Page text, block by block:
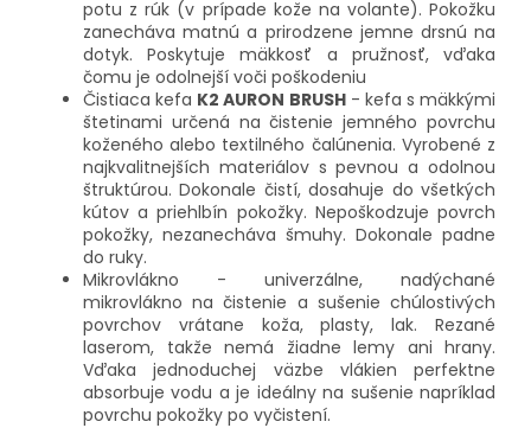
potu z rúk (v prípade kože na volante). Pokožku
zanecháva matnú a prirodzene jemne drsnú na
dotyk. Poskytuje mäkkosť a pružnosť, vďaka
čomu je odolnejší voči poškodeniu
Čistiaca kefa K2 AURON BRUSH- kefa s mäkkými
štetinami určená na čistenie jemného povrchu
koženého alebo textilného čalúnenia. Vyrobené z
najkvalitnejších materiálov s pevnou a odolnou
štruktúrou. Dokonale čistí, dosahuje do všetkých
kútov a priehlbín pokožky. Nepoškodzuje povrch
pokožky, nezanecháva šmuhy. Dokonale padne
do ruky.
Mikrovlákno - univerzálne, nadýchané
mikrovlákno na čistenie a sušenie chúlostivých
povrchov vrátane koža, plasty, lak. Rezané
laserom, takže nemá žiadne lemy ani hrany.
Vďaka jednoduchej väzbe vlákien perfektne
absorbuje vodu a je ideálny na sušenie napríklad
povrchu pokožky po vyčistení.